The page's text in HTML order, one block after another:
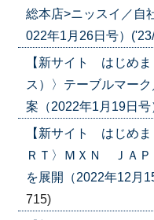
総本店>ニッスイ／自
022年1月26日号）
【新サイト はじめ
ス）〉テーブルマー
案（2022年1月19日号
【新サイト はじめ
ＲＴ〉ＭＸＮ ＪＡＰ
を展開（2022年12月
715)